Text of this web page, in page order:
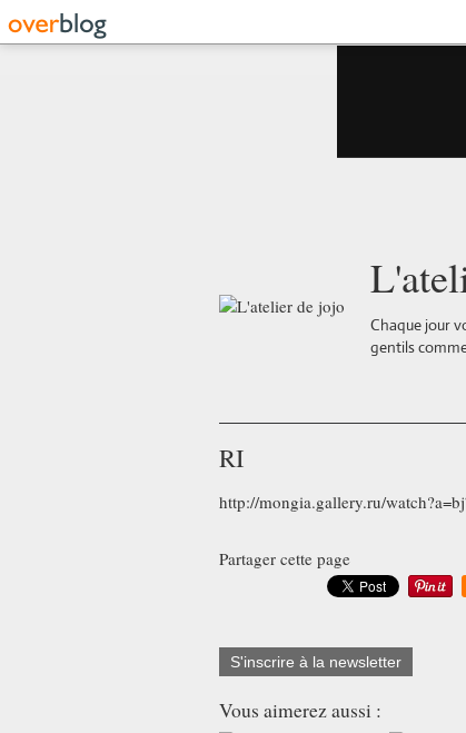
Chaque jour
gentils
RI
http://mongia.gallery.ru/
Partager cette page
S'inscrire à la newsletter
Vous aimerez aussi :